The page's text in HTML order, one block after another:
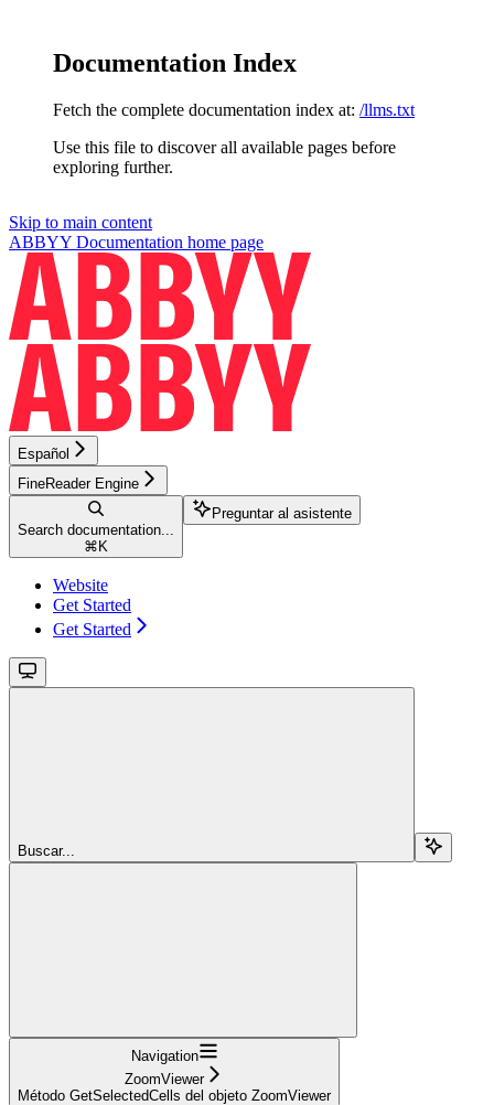
Documentation Index
Fetch the complete documentation index at: /llms.txt
Use this file to discover all available pages before
exploring further.
Skip to main content
ABBYY Documentation home page
Español
FineReader Engine
Search documentation...
⌘ K
Preguntar al asistente
Website
Get Started
Get Started
Buscar...
Navigation
ZoomViewer
Método GetSelectedCells del objeto ZoomViewer